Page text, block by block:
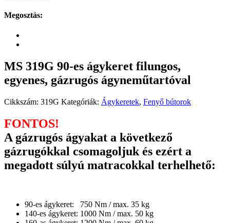
Megosztás:
MS 319G 90-es ágykeret filungos,
egyenes, gázrugós ágyneműtartóval
Cikkszám: 319G Kategóriák: Ágykeretek, Fenyő bútorok
FONTOS!
A gázrugós ágyakat a következő
gázrugókkal csomagoljuk és ezért a
megadott súlyú matracokkal terhelhető:
90-es ágykeret: 750 Nm / max. 35 kg
140-es ágykeret: 1000 Nm / max. 50 kg